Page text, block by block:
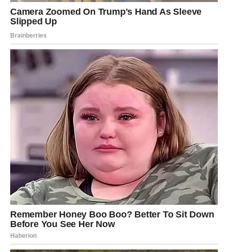
smislom. Više vas ne pokreću samo uzbuđenje i
avantura, već i dublje razumevanje sopstvenog puta. Ovo
U ljubavi, moguće su iskrene ispovesti koje zbližavaju ili
oslobađaju. Poslovno, razmišljate o promenama koje
donose više slobode. Poruka zvezda:ne bežite od
ozbiljnosti, jer ona ne mora da guši – može da oslobodi.
JARAC
Za Jarčeve, druga dekada februara donosikarmičko
zatvaranje krugova. Ono što vas je opterećivalo sada
dobija svoje razrešenje. Ovo je period kada shvatate da
ste jači nego što ste mislili i da su vaše odluke bile
ispravne, čak i kada su bile teške.
U ljubavi, Jarac traži stabilnost i iskrenost. Poslovno,
dolazi potvrda truda i strpljenja. Zvezde vam poručuju da